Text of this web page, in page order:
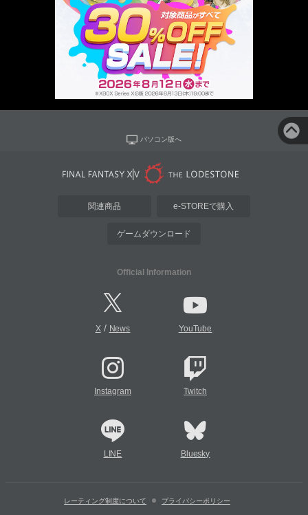
パソコン版へ
関連商品 e-STOREで購入
ゲームダウンロード
Official Information
X/ News YouTube
Instagram Twitch
LINE Bluesky
レーティング制度について プライバシーポリシー